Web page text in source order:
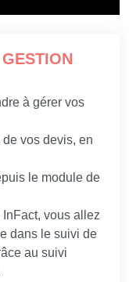
à gérer vos
vos devis, en
le module de
vous allez
dans le suivi de
au suivi